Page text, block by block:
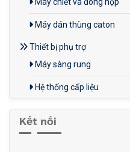
Máy dán thùng caton
Thiết bị phụ trợ
Máy sàng rung
Hệ thống cấp liệu
Kết nối